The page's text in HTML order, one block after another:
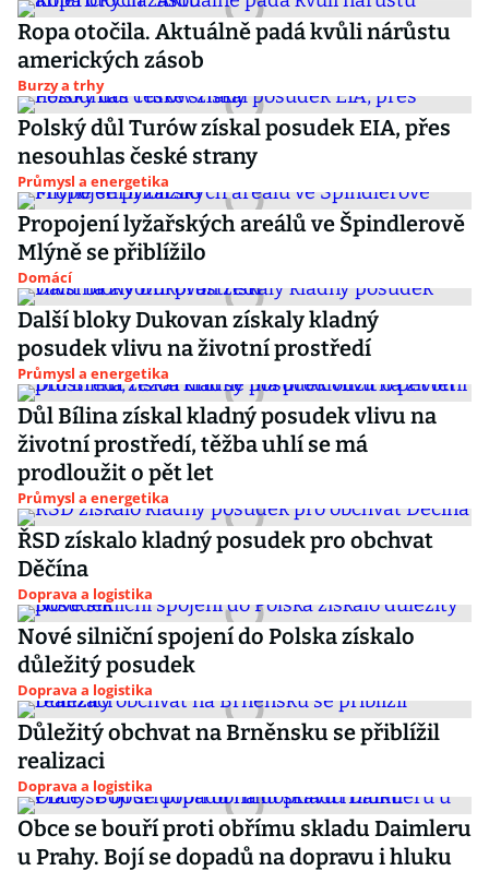
Ropa otočila. Aktuálně padá kvůli nárůstu
amerických zásob
Burzy a trhy
Polský důl Turów získal posudek EIA, přes
nesouhlas české strany
Průmysl a energetika
Propojení lyžařských areálů ve Špindlerově
Mlýně se přiblížilo
Domácí
Další bloky Dukovan získaly kladný
posudek vlivu na životní prostředí
Průmysl a energetika
Důl Bílina získal kladný posudek vlivu na
životní prostředí, těžba uhlí se má
prodloužit o pět let
Průmysl a energetika
ŘSD získalo kladný posudek pro obchvat
Děčína
Doprava a logistika
Nové silniční spojení do Polska získalo
důležitý posudek
Doprava a logistika
Důležitý obchvat na Brněnsku se přiblížil
realizaci
Doprava a logistika
Obce se bouří proti obřímu skladu Daimleru
u Prahy. Bojí se dopadů na dopravu i hluku